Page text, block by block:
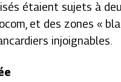
étaient sujets à
et des zones «
injoignables.